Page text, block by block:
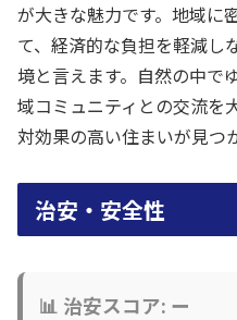
が大きな魅力です。地域に
て、経済的な負担を軽減し
境と言えます。自然の中で
域コミュニティとの交流を
対効果の高い住まいが見つ
治安・安全性
📊 治安スコア: ー